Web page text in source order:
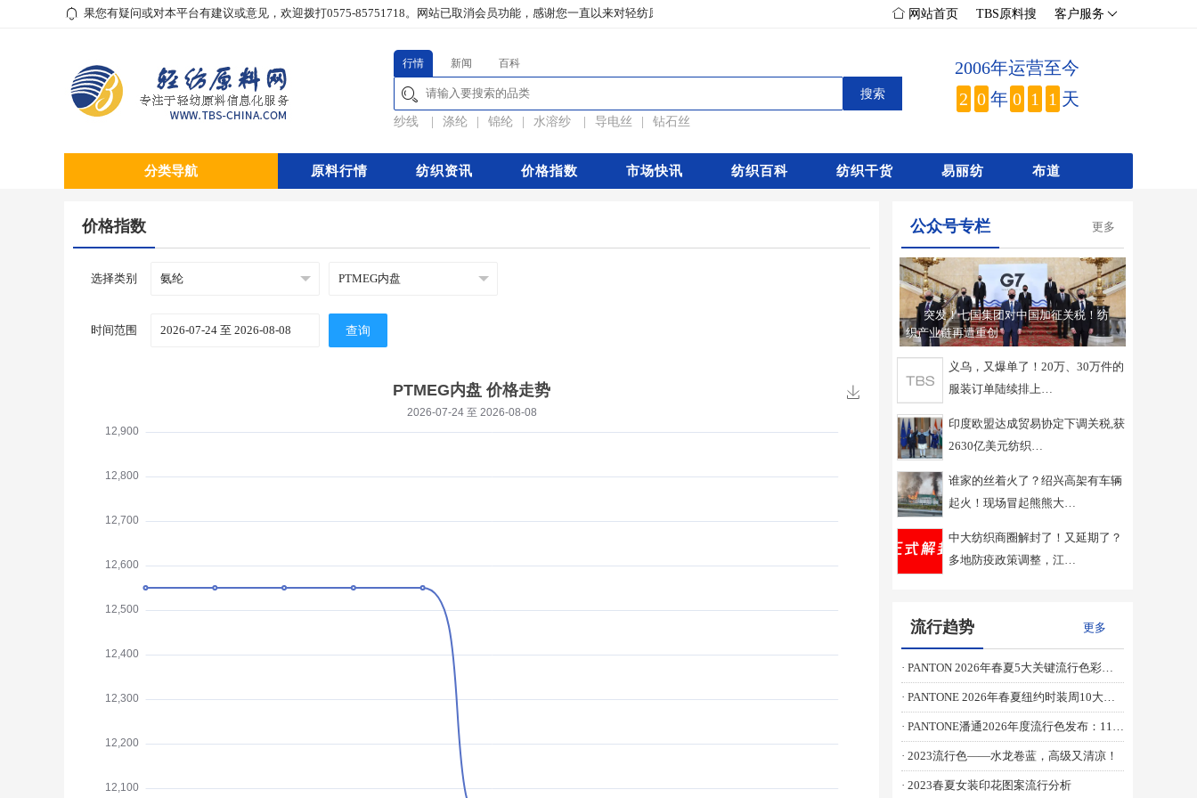
的关注。如果您有疑问或对本平台有建议或意见，欢迎拨打0575-85751718。 网站已取消会员功能，感谢您一直以来对轻纺原料网的关注。如果您有疑问或对本平台有建议或意见，欢迎拨打0575-85751718。
网站首页 TBS原料搜 客户服务
行情 新闻 百科
纱线 涤纶 锦纶 水溶纱 导电丝 钻石丝
2006年运营至今
2 0 年 0 1 1 天
分类导航 原料行情 纺织资讯 价格指数 市场快讯 纺织百科 纺织干货 易丽纺 布道
价格指数
选择类别
时间范围 查询
公众号专栏 更多
突发！七国集团对中国加征关税！纺
织产业链再遭重创
义乌，又爆单了！20万、30万件的
服装订单陆续排上…
印度欧盟达成贸易协定下调关税,获
2630亿美元纺织…
谁家的丝着火了？绍兴高架有车辆
起火！现场冒起熊熊大…
中大纺织商圈解封了！又延期了？
多地防疫政策调整，江…
流行趋势 更多
· PANTON 2026年春夏5大关键流行色彩趋势
· PANTONE 2026年春夏纽约时装周10大首选流行色
· PANTONE潘通2026年度流行色发布：11-4201 Cloud Dancer （云上舞白）
· 2023流行色——水龙卷蓝，高级又清凉！
· 2023春夏女装印花图案流行分析